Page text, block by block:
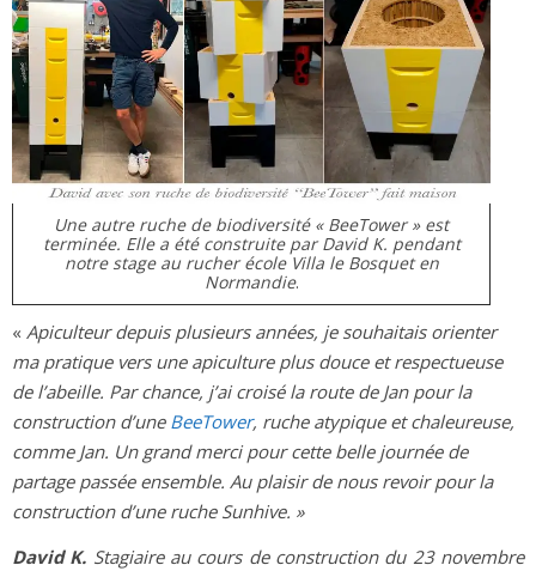
Une autre ruche de biodiversité « BeeTower » est
terminée. Elle a été construite par David K. pendant
notre stage au rucher école Villa le Bosquet en
Normandie.
« Apiculteur depuis plusieurs années, je souhaitais orienter
ma pratique vers une apiculture plus douce et respectueuse
de l’abeille. Par chance, j’ai croisé la route de Jan pour la
construction d’une BeeTower, ruche atypique et chaleureuse,
comme Jan. Un grand merci pour cette belle journée de
partage passée ensemble. Au plaisir de nous revoir pour la
construction d’une ruche Sunhive. »
David K. Stagiaire au cours de construction du 23 novembre